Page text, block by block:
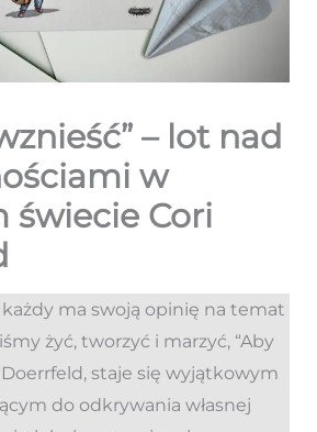
– lot nad
w
świecie Cori
ma swoją opinię na temat
żyć, tworzyć i marzyć, “Aby
Doerrfeld, staje się wyjątkowym
do odkrywania własnej